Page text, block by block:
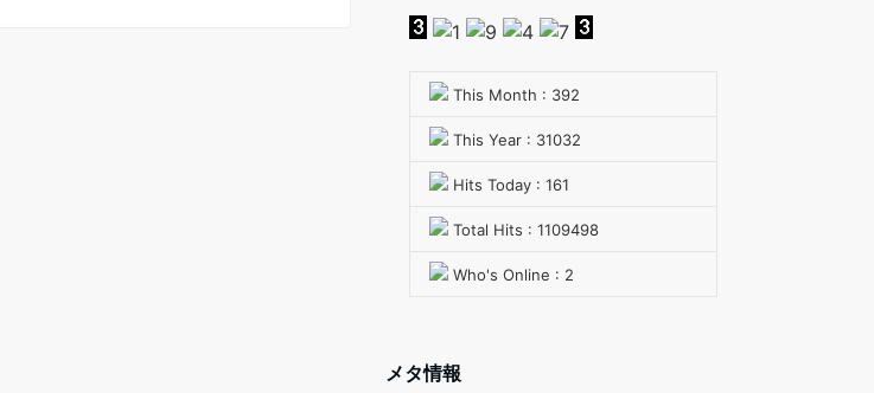
This Month : 392
This Year : 31032
Hits Today : 161
Total Hits : 1109498
Who's Online : 2
メタ情報